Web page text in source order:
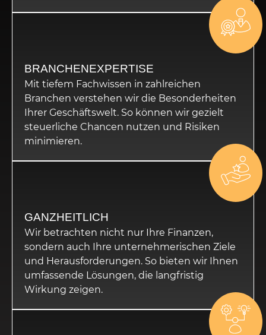
BRANCHENEXPERTISE
Mit tiefem Fachwissen in zahlreichen
Branchen verstehen wir die Besonderheiten
Ihrer Geschäftswelt. So können wir gezielt
steuerliche Chancen nutzen und Risiken
minimieren.
GANZHEITLICH
Wir betrachten nicht nur Ihre Finanzen,
sondern auch Ihre unternehmerischen Ziele
und Herausforderungen. So bieten wir Ihnen
umfassende Lösungen, die langfristig
Wirkung zeigen.